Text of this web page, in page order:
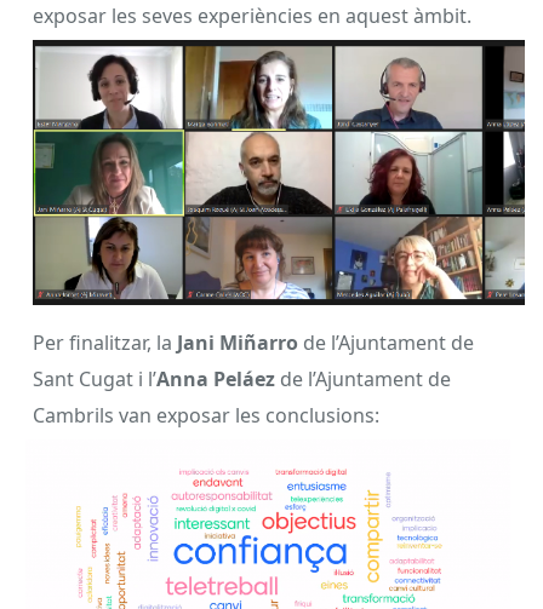
exposar les seves experiències en aquest àmbit.
Per finalitzar, la Jani Miñarro de l’Ajuntament de
Sant Cugat i l’Anna Peláez de l’Ajuntament de
Cambrils van exposar les conclusions: